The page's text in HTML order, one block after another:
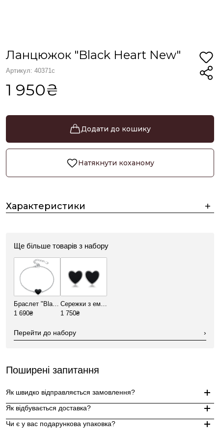
Ланцюжок "Black Heart New"
Артикул: 40371с
1 950₴
Додати до кошику
Натякнути коханому
Характеристики
Ще більше товарів з набору
Браслет "Black heart"
1 690₴
Сережки з емаллю "Black heart"
1 750₴
Перейти до набору ›
Поширені запитання
Як швидко відправляється замовлення?
Замовлення, оформлені до 15:00, відправляються в той же
Як відбувається доставка?
Чи є у вас подарункова упаковка?